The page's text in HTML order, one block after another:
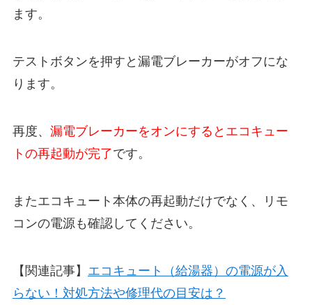
ます。
テストボタンを押すと漏電ブレーカーがオフにな
ります。
再度、 漏電ブレーカーをオンにするとエコキュー
トの再起動が完了です。
またエコキュート本体の再起動だけでなく、リモ
コンの電源も確認してください。
【関連記事】 エコキュート（給湯器）の電源が入
らない！対処方法や修理代の目安は？